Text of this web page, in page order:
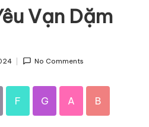
Vạn Dặm
No Comments
F G A B